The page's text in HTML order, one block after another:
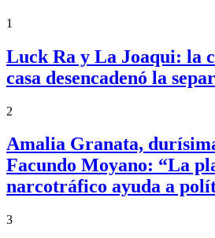
1
Luck Ra y La Joaqui: la
casa desencadenó la
2
Amalia Granata,
Facundo Moyano: “La
narcotráfico ayuda a
3